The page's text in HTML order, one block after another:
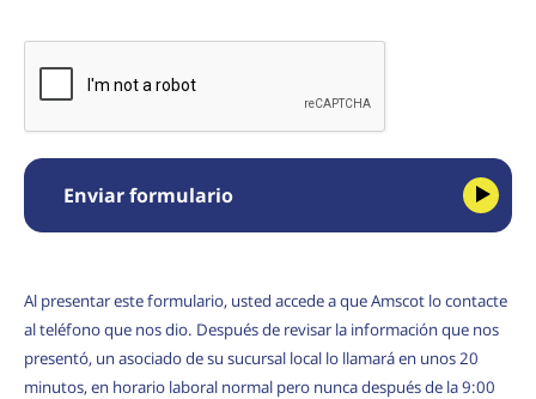
Enviar formulario
Al presentar este formulario, usted accede a que Amscot lo contacte
al teléfono que nos dio. Después de revisar la información que nos
presentó, un asociado de su sucursal local lo llamará en unos 20
minutos, en horario laboral normal pero nunca después de la 9:00